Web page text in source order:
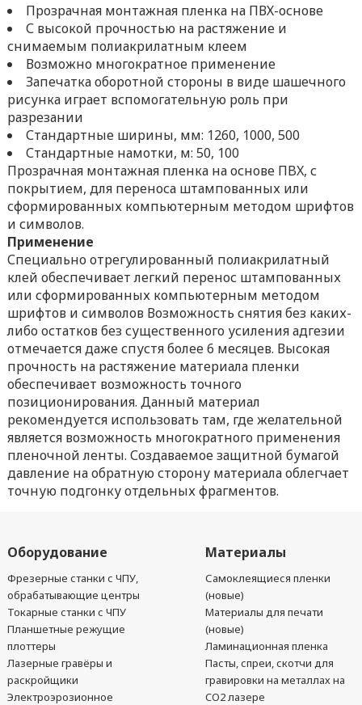
Прозрачная монтажная пленка на ПВХ-основе
С высокой прочностью на растяжение и
снимаемым полиакрилатным клеем
Возможно многократное применение
Запечатка оборотной стороны в виде шашечного
рисунка играет вспомогательную роль при
разрезании
Стандартные ширины, мм: 1260, 1000, 500
Стандартные намотки, м: 50, 100
Прозрачная монтажная пленка на основе ПΒΧ, с
покрытием, для переноса штампованных или
сформированных компьютерным методом шрифтов
и символов.
Применение
Специально отрегулированный полиакрилатный
клей обеспечивает легкий перенос штампованных
или сформированных компьютерным методом
шрифтов и символов Возможность снятия без каких-
либо остатков без существенного усиления адгезии
отмечается даже спустя более 6 месяцев. Высокая
прочность на растяжение материала пленки
обеспечивает возможность точного
позиционирования. Данный материал
рекомендуется использовать там, где желательной
является возможность многократного применения
пленочной ленты. Создаваемое защитной бумагой
давление на обратную сторону материала облегчает
точную подгонку отдельных фрагментов.
Оборудование
Фрезерные станки с ЧПУ,
обрабатывающие центры
Токарные станки с ЧПУ
Планшетные режущие
плоттеры
Лазерные гравёры и
раскройщики
Электроэрозионное
Материалы
Самоклеящиеся пленки
(новые)
Материалы для печати
(новые)
Ламинационная пленка
Пасты, спреи, скотчи для
гравировки на металлах на
CO2 лазере